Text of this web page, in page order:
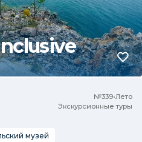
№339•Лето
Экскурсионные туры
музей